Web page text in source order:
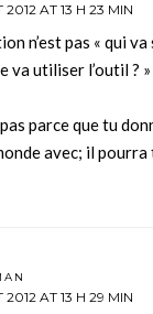
2012 AT 13 H 23 MIN
n’est pas « qui
va utiliser l’outil ? »
pas parce que tu
avec; il pourra
2012 AT 13 H 29 MIN